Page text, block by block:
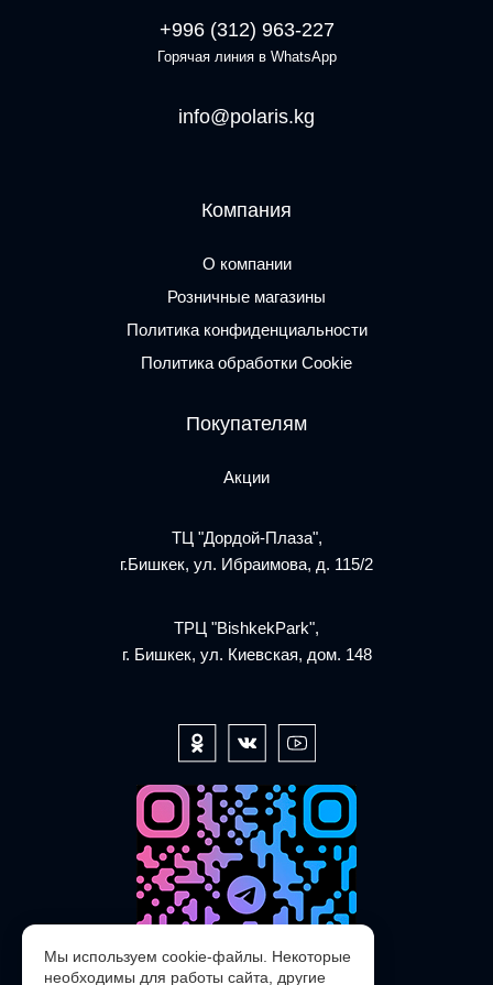
+996 (312) 963-227
Горячая линия в WhatsApp
info@polaris.kg
Компания
О компании
Розничные магазины
Политика конфиденциальности
Политика обработки Cookie
Покупателям
Акции
ТЦ "Дордой-Плаза",
г.Бишкек, ул. Ибраимова, д. 115/2
ТРЦ "BishkekPark",
г. Бишкек, ул. Киевская, дом. 148
Мы используем cookie-файлы. Некоторые
необходимы для работы сайта, другие